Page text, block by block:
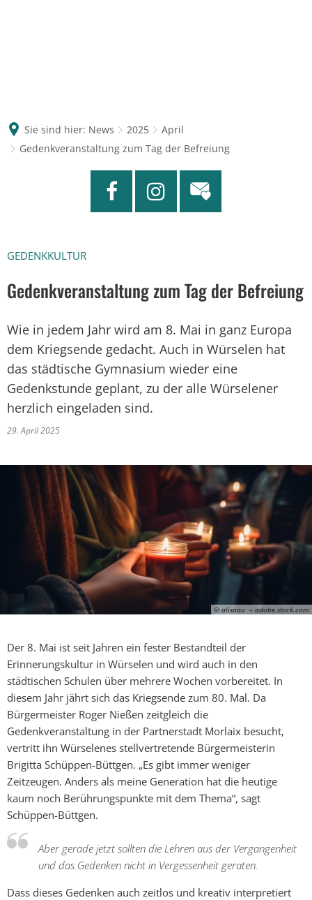
Sie sind hier: News 2025
April
Gedenkveranstaltung zum Tag der Befreiung
GEDENKKULTUR
Gedenkveranstaltung zum Tag der Befreiung
Wie in jedem Jahr wird am 8. Mai in ganz Europa
dem Kriegsende gedacht. Auch in Würselen hat
das städtische Gymnasium wieder eine
Gedenkstunde geplant, zu der alle Würselener
herzlich eingeladen sind.
29. April 2025
© alisaaa – adobe.stock.com
Der 8. Mai ist seit Jahren ein fester Bestandteil der
Erinnerungskultur in Würselen und wird auch in den
städtischen Schulen über mehrere Wochen vorbereitet. In
diesem Jahr jährt sich das Kriegsende zum 80. Mal. Da
Bürgermeister Roger Nießen zeitgleich die
Gedenkveranstaltung in der Partnerstadt Morlaix besucht,
vertritt ihn Würselenes stellvertretende Bürgermeisterin
Brigitta Schüppen-Büttgen. „Es gibt immer weniger
Zeitzeugen. Anders als meine Generation hat die heutige
kaum noch Berührungspunkte mit dem Thema“, sagt
Schüppen-Büttgen.
Aber gerade jetzt sollten die Lehren aus der Vergangenheit
und das Gedenken nicht in Vergessenheit geraten.
Dass dieses Gedenken auch zeitlos und kreativ interpretiert